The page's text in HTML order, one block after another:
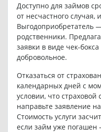
Доступно для займов
от несчастного случая,
Выгодоприобретатель
родственники.
заявки в виде чек-
добровольное.
Отказаться от
календарных дней с
условии, что
направьте заявление
Стоимость услуги
если займ уже погашен